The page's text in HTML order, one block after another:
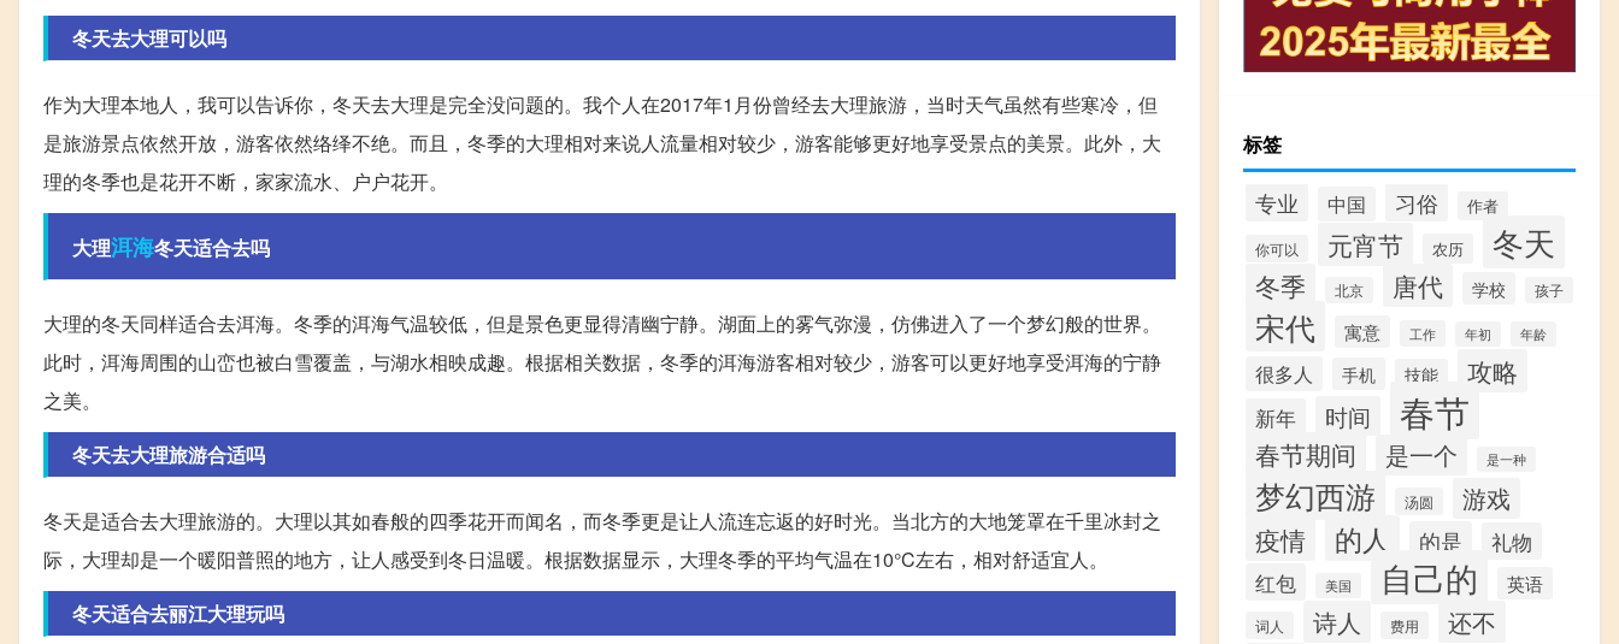
冬天去大理可以吗
作为大理本地人，我可以告诉你，冬天去大理是完全没问题的。我个人在2017年1月份曾经去大理旅游，当时天气虽然有些寒冷，但
是旅游景点依然开放，游客依然络绎不绝。而且，冬季的大理相对来说人流量相对较少，游客能够更好地享受景点的美景。此外，大
理的冬季也是花开不断，家家流水、户户花开。
大理洱海冬天适合去吗
大理的冬天同样适合去洱海。冬季的洱海气温较低，但是景色更显得清幽宁静。湖面上的雾气弥漫，仿佛进入了一个梦幻般的世界。
此时，洱海周围的山峦也被白雪覆盖，与湖水相映成趣。根据相关数据，冬季的洱海游客相对较少，游客可以更好地享受洱海的宁静
之美。
冬天去大理旅游合适吗
冬天是适合去大理旅游的。大理以其如春般的四季花开而闻名，而冬季更是让人流连忘返的好时光。当北方的大地笼罩在千里冰封之
际，大理却是一个暖阳普照的地方，让人感受到冬日温暖。根据数据显示，大理冬季的平均气温在10°C左右，相对舒适宜人。
冬天适合去丽江大理玩吗
标签
专业 中国 习俗 作者
你可以 元宵节 农历 冬天
冬季 北京 唐代 学校 孩子
宋代 寓意 工作 年初 年龄
很多人 手机 技能 攻略
新年 时间 春节
春节期间 是一个 是一种
梦幻西游 汤圆 游戏
疫情 的人 的是
礼物
红包
美国 自己的 英语
词人 诗人 费用 还不